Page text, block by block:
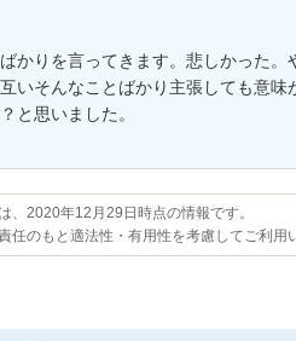
かりを言ってきます。悲しかった
いそんなことばかり主張しても意味
と思いました。
、2020年12月29日時点の情報です。
任のもと適法性・有用性を考慮してご利用